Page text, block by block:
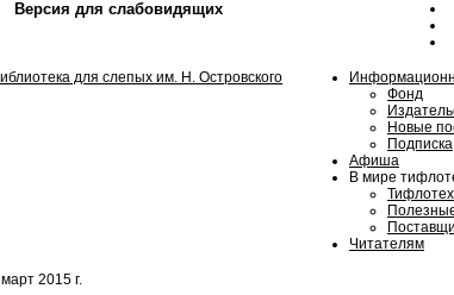
Версия для слабовидящих
Фонд
Новые
Подписка
Афиша
В мире
Читателям
март 2015 г.